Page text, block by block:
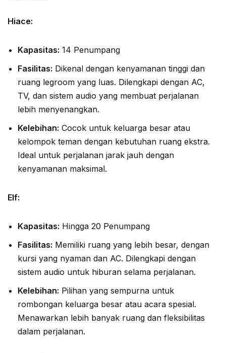
Hiace:
Kapasitas: 14 Penumpang
Fasilitas: Dikenal dengan kenyamanan tinggi dan
ruang legroom yang luas. Dilengkapi dengan AC,
TV, dan sistem audio yang membuat perjalanan
lebih menyenangkan.
Kelebihan: Cocok untuk keluarga besar atau
kelompok teman dengan kebutuhan ruang ekstra.
Ideal untuk perjalanan jarak jauh dengan
kenyamanan maksimal.
Elf:
Kapasitas: Hingga 20 Penumpang
Fasilitas: Memiliki ruang yang lebih besar, dengan
kursi yang nyaman dan AC. Dilengkapi dengan
sistem audio untuk hiburan selama perjalanan.
Kelebihan: Pilihan yang sempurna untuk
rombongan keluarga besar atau acara spesial.
Menawarkan lebih banyak ruang dan fleksibilitas
dalam perjalanan.